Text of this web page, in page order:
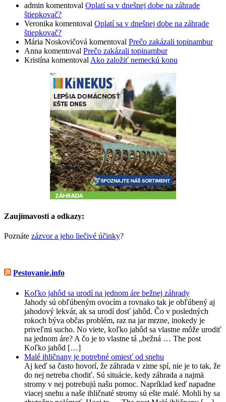
admin komentoval Oplatí sa v dnešnej dobe na záhrade
štiepkovač?
Veronika komentoval Oplatí sa v dnešnej dobe na záhrade
štiepkovač?
Mária Noskovičová komentoval Prečo zakázali topinambur
Anna komentoval Prečo zakázali topinambur
Kristína komentoval Ako založiť nemeckú kopu
Zaujímavosti a odkazy:
Poznáte zázvor a jeho liečivé účinky?
Pestovanie.info
Koľko jahôd sa urodí na jednom áre bežnej záhrady
Jahody sú obľúbeným ovocím a rovnako tak je obľúbený aj
jahodový lekvár, ak sa urodí dosť jahôd. Čo v posledných
rokoch býva občas problém, raz na jar mrzne, inokedy je
priveľmi sucho. No viete, koľko jahôd sa vlastne môže urodiť
na jednom áre? A čo je to vlastne tá „bežná … The post
Koľko jahôd […]
Malé ihličnany je potrebné omiesť od snehu
Aj keď sa často hovorí, že záhrada v zime spí, nie je to tak, že
do nej netreba chodiť. Sú situácie, kedy záhrada a najmä
stromy v nej potrebujú našu pomoc. Napríklad keď napadne
viacej snehu a naše ihličnaté stromy sú ešte malé. Mohli by sa